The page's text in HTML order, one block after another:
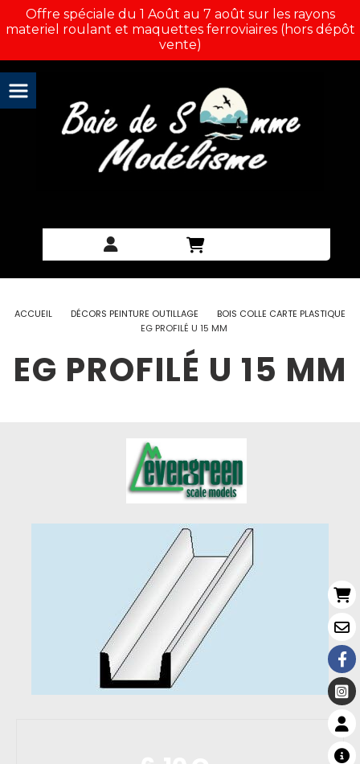
Offre spéciale du 1 Août au 7 août sur les rayons
materiel roulant et maquettes ferroviaires (hors dépôt
vente)
ACCUEIL DÉCORS PEINTURE OUTILLAGE
BOIS COLLE CARTE PLASTIQUE
EG PROFILÉ U 15 MM
EG PROFILÉ U 15 MM
Panneau de gestion des cookies